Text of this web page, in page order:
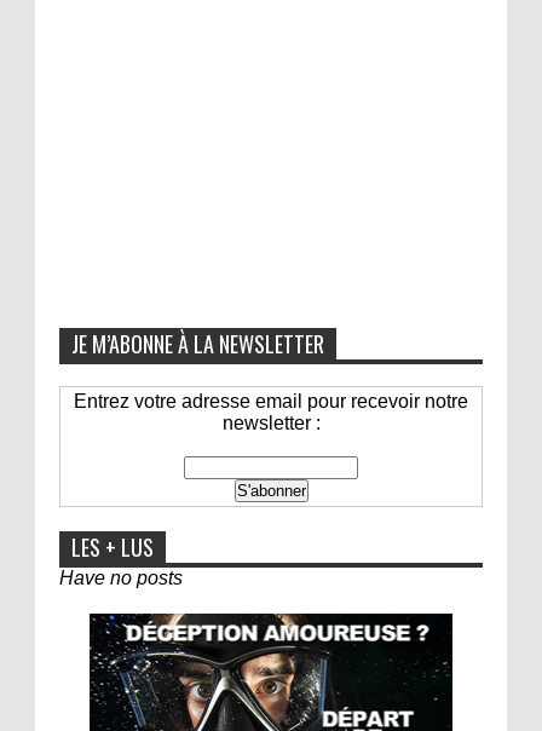
JE M’ABONNE À LA NEWSLETTER
Entrez votre adresse email pour recevoir notre
newsletter :
LES + LUS
Have no posts